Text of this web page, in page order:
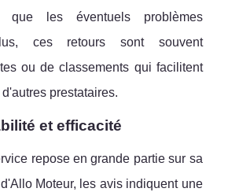
que les éventuels problèmes
ces retours sont souvent
ou de classements qui facilitent
prestataires.
et efficacité
repose en grande partie sur sa
Moteur, les avis indiquent une